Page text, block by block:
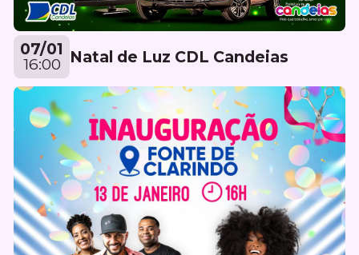
07/01
16:00 Natal de Luz CDL Candeias